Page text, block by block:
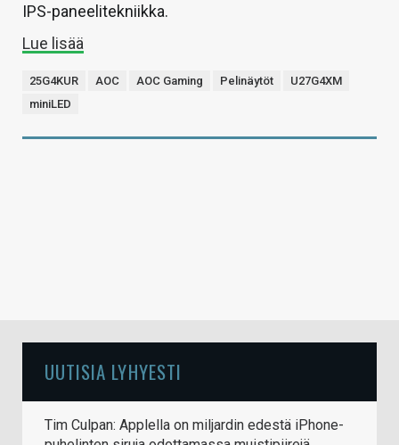
IPS-paneelitekniikka.
Lue lisää
25G4KUR AOC AOC Gaming Pelinäytöt
U27G4XM
miniLED
UUTISIA LYHYESTI
Tim Culpan: Applella on miljardin edestä iPhone-